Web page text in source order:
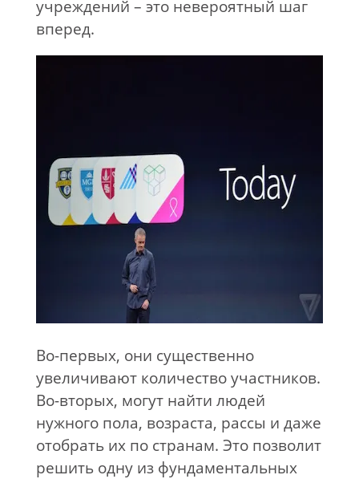
учреждений – это невероятный шаг
вперед.
Во-первых, они существенно
увеличивают количество участников.
Во-вторых, могут найти людей
нужного пола, возраста, рассы и даже
отобрать их по странам. Это позволит
решить одну из фундаментальных